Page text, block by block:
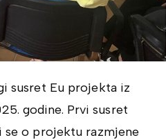
susret Eu projekta iz
godine. Prvi susret
se o projektu razmjene